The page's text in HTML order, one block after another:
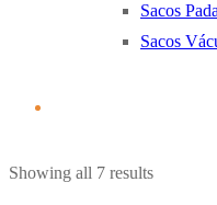
Sacos
Sacos
Showing all 7 resultsOrdenado